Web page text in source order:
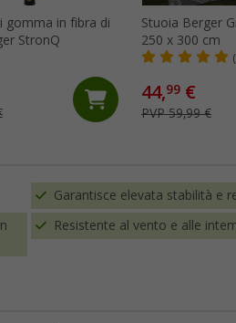
gomma in fibra di
StronQ
Stuoia Berger
250 x 300 cm
44,99 €
PVP 59,99 €
Garantisce elevata stabilità e
Resistente al vento e alle